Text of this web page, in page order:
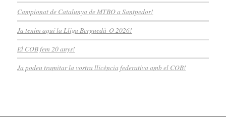
Campionat de Catalunya de MTBO a Santpedor!
Ja tenim aquí la Lliga Berguedà-O 2026!
El COB fem 20 anys!
Ja podeu tramitar la vostra llicència federativa amb el COB!